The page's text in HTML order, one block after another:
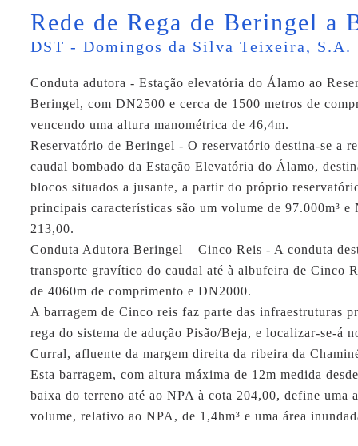
Rede de Rega de Beringel a
DST - Domingos da Silva Teixeira, S.A.
Conduta adutora - Estação elevatória do Álamo ao
Beringel, com DN2500 e cerca de 1500 metros de
vencendo uma altura manométrica de 46,4m.
Reservatório de Beringel - O reservatório destina-se a
caudal bombado da Estação Elevatória do Álamo,
blocos situados a jusante, a partir do próprio
principais características são um volume de 97.000m³ e
213,00.
Conduta Adutora Beringel – Cinco Reis - A conduta
transporte gravítico do caudal até à albufeira de Cinco
de 4060m de comprimento e DN2000.
A barragem de Cinco reis faz parte das infraestruturas
rega do sistema de adução Pisão/Beja, e localizar-se-á
Curral, afluente da margem direita da ribeira da
Esta barragem, com altura máxima de 12m medida
baixa do terreno até ao NPA à cota 204,00, define uma
volume, relativo ao NPA, de 1,4hm³ e uma área